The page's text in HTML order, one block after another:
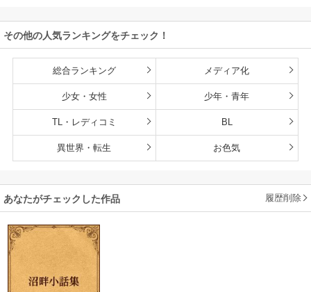
その他の人気ランキングをチェック！
総合ランキング メディア化
少女・女性 少年・青年
TL・レディコミ BL
異世界・転生 お色気
あなたがチェックした作品 履歴削除